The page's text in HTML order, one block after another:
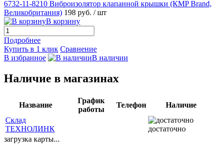
6732-11-8210 Виброизолятор клапанной крышки (КMP Brand,
Великобритания) 198 руб. / шт
В корзину
Подробнее
Купить в 1 клик Сравнение
В избранное
В наличии
Наличие в магазинах
Название
График
работы
Телефон
Наличие
Склад
ТЕХНОЛИНК
достаточно
загрузка карты...